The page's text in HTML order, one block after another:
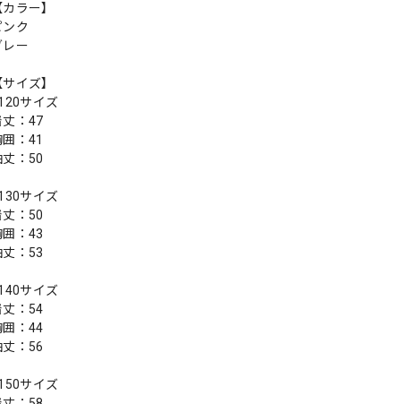
カラー】
ンク
レー
サイズ】
サイズ
丈：47
囲：41
丈：50
サイズ
丈：50
囲：43
丈：53
サイズ
丈：54
囲：44
丈：56
サイズ